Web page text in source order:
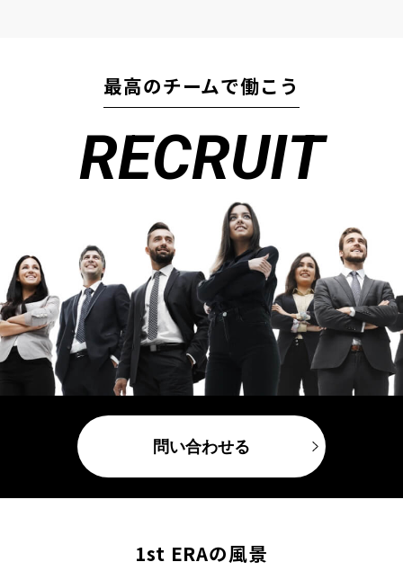
最高のチームで働こう
RECRUIT
問い合わせる
1st ERAの風景